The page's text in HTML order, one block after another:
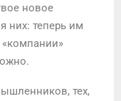
новое
них: теперь им
«компании»
тех,